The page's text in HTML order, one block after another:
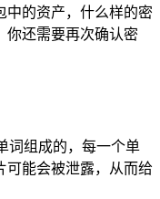
中的资产，什么样的密
你还需要再次确认密
词组成的，每一个单
可能会被泄露，从而给